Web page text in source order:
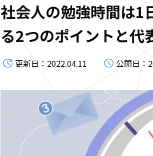
社会人の勉強時間は1
る2つのポイントと代
更新日：2022.04.11 公開日：